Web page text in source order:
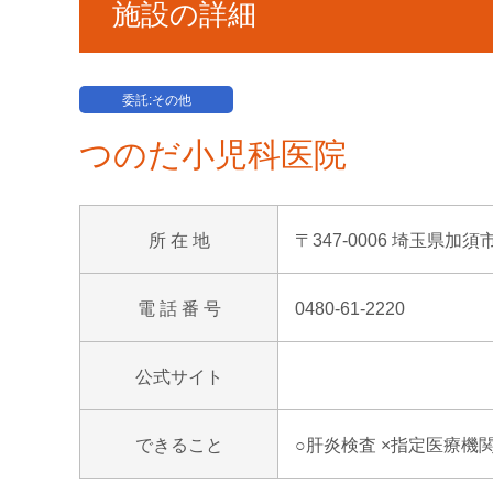
施設の詳細
委託:その他
つのだ小児科医院
所 在 地 〒347-0006 埼玉県加須
電 話 番 号 0480-61-2220
公式サイト
できること ○肝炎検査 ×指定医療機関